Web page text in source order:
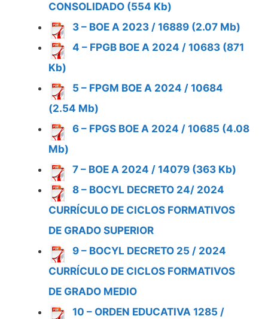
CONSOLIDADO (554 Kb)
3 – BOE A 2023 / 16889 (2.07 Mb)
4 – FPGB BOE A 2024 / 10683 (871
Kb)
5 – FPGM BOE A 2024 / 10684
(2.54 Mb)
6 – FPGS BOE A 2024 / 10685 (4.08
Mb)
7 – BOE A 2024 / 14079 (363 Kb)
8 – BOCYL DECRETO 24/ 2024
CURRÍCULO DE CICLOS FORMATIVOS
DE GRADO SUPERIOR
9 – BOCYL DECRETO 25 / 2024
CURRÍCULO DE CICLOS FORMATIVOS
DE GRADO MEDIO
10 – ORDEN EDUCATIVA 1285 /